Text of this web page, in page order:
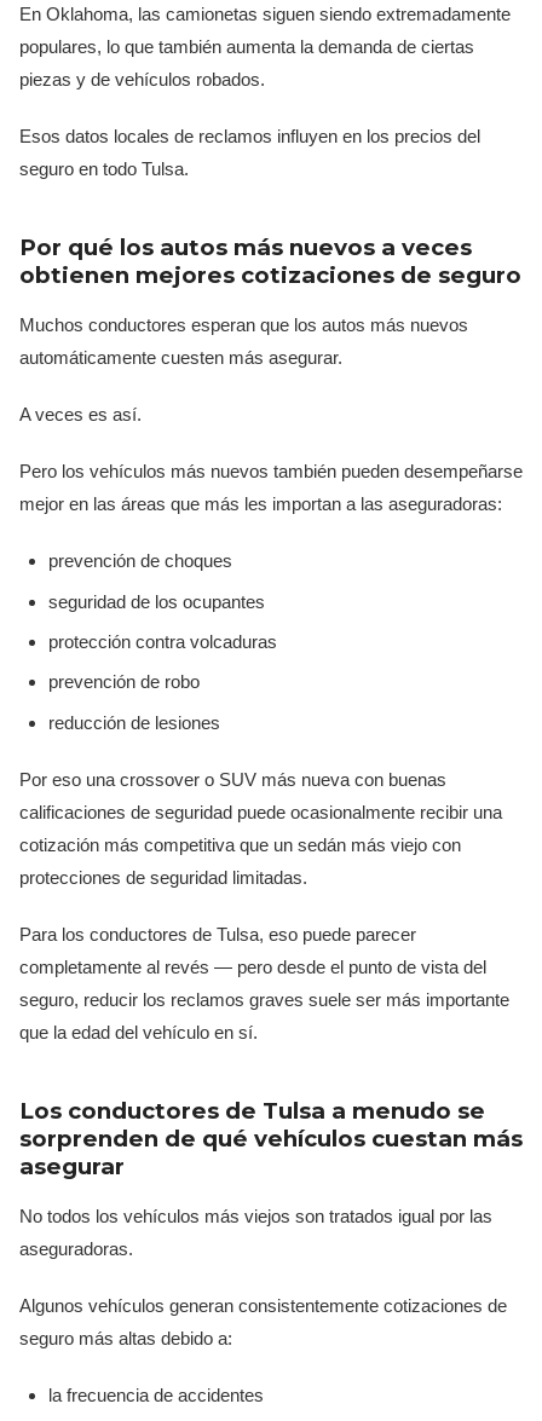
En Oklahoma, las camionetas siguen siendo extremadamente
populares, lo que también aumenta la demanda de ciertas
piezas y de vehículos robados.
Esos datos locales de reclamos influyen en los precios del
seguro en todo Tulsa.
Por qué los autos más nuevos a veces
obtienen mejores cotizaciones de seguro
Muchos conductores esperan que los autos más nuevos
automáticamente cuesten más asegurar.
A veces es así.
Pero los vehículos más nuevos también pueden desempeñarse
mejor en las áreas que más les importan a las aseguradoras:
prevención de choques
seguridad de los ocupantes
protección contra volcaduras
prevención de robo
reducción de lesiones
Por eso una crossover o SUV más nueva con buenas
calificaciones de seguridad puede ocasionalmente recibir una
cotización más competitiva que un sedán más viejo con
protecciones de seguridad limitadas.
Para los conductores de Tulsa, eso puede parecer
completamente al revés — pero desde el punto de vista del
seguro, reducir los reclamos graves suele ser más importante
que la edad del vehículo en sí.
Los conductores de Tulsa a menudo se
sorprenden de qué vehículos cuestan más
asegurar
No todos los vehículos más viejos son tratados igual por las
aseguradoras.
Algunos vehículos generan consistentemente cotizaciones de
seguro más altas debido a:
la frecuencia de accidentes